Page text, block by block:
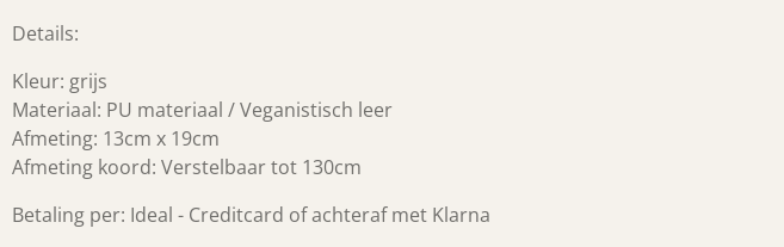
Details:
Kleur: grijs
Materiaal: PU materiaal / Veganistisch leer
Afmeting: 13cm x 19cm
Afmeting koord: Verstelbaar tot 130cm
Betaling per: Ideal - Creditcard of achteraf met Klarna